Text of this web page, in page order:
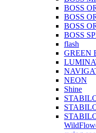
BOSS
BOSS
BOSS
BOSS
flash
GREEN
NEON
Shine